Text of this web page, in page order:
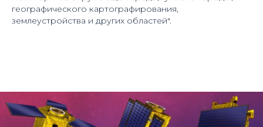
географического картографирования,
землеустройства и других областей".